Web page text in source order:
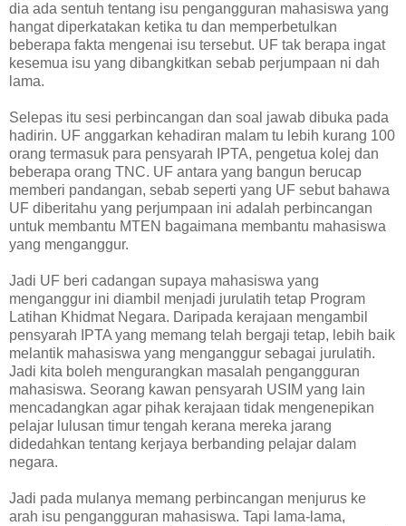
dia ada sentuh tentang isu pengangguran mahasiswa yang
hangat diperkatakan ketika tu dan memperbetulkan
beberapa fakta mengenai isu tersebut. UF tak berapa ingat
kesemua isu yang dibangkitkan sebab perjumpaan ni dah
lama.
Selepas itu sesi perbincangan dan soal jawab dibuka pada
hadirin. UF anggarkan kehadiran malam tu lebih kurang 100
orang termasuk para pensyarah IPTA, pengetua kolej dan
beberapa orang TNC. UF antara yang bangun berucap
memberi pandangan, sebab seperti yang UF sebut bahawa
UF diberitahu yang perjumpaan ini adalah perbincangan
untuk membantu MTEN bagaimana membantu mahasiswa
yang menganggur.
Jadi UF beri cadangan supaya mahasiswa yang
menganggur ini diambil menjadi jurulatih tetap Program
Latihan Khidmat Negara. Daripada kerajaan mengambil
pensyarah IPTA yang memang telah bergaji tetap, lebih baik
melantik mahasiswa yang menganggur sebagai jurulatih.
Jadi kita boleh mengurangkan masalah pengangguran
mahasiswa. Seorang kawan pensyarah USIM yang lain
mencadangkan agar pihak kerajaan tidak mengenepikan
pelajar lulusan timur tengah kerana mereka jarang
didedahkan tentang kerjaya berbanding pelajar dalam
negara.
Jadi pada mulanya memang perbincangan menjurus ke
arah isu pengangguran mahasiswa. Tapi lama-lama,